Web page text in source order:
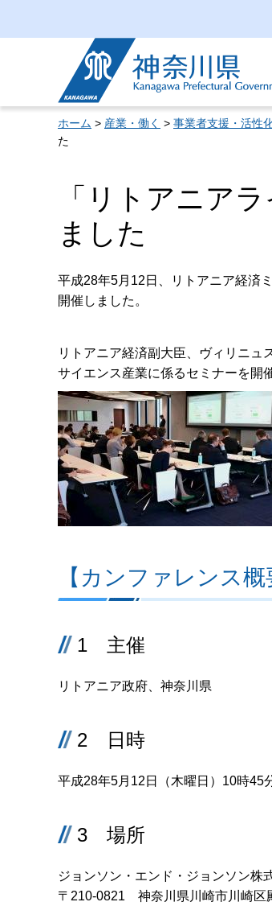
神奈川県
ホーム > 産業・働く > 事業者支援・活性
た
「リトアニア
ました
平成28年5月12日、リトアニア経済
開催しました。
リトアニア経済副大臣、ヴィリニュ
サイエンス産業に係るセミナーを開
【カンファレンス概
1 主催
リトアニア政府、神奈川県
2 日時
平成28年5月12日（木曜日）10時45
3 場所
ジョンソン・エンド・ジョンソン株
〒210-0821 神奈川県川崎市川崎区